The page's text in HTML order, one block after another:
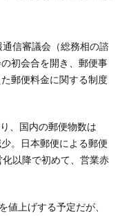
信審議会（総務相の諮
初会合を開き、郵便事
郵便料金に関する制度
、国内の郵便物数は
。日本郵便による郵便
以降で初めて、営業赤
値上げする予定だが、